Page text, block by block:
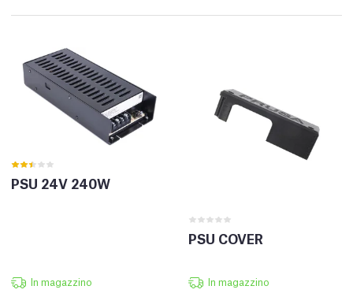
PSU 24V 240W
In magazzino
PSU COVER
In magazzino